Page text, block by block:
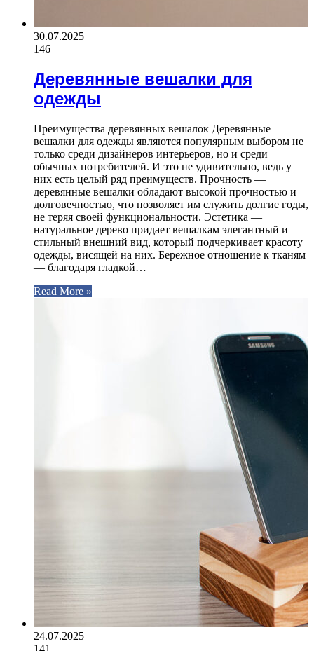
30.07.2025
146
Деревянные вешалки для
одежды
Преимущества деревянных вешалок Деревянные
вешалки для одежды являются популярным выбором не
только среди дизайнеров интерьеров, но и среди
обычных потребителей. И это не удивительно, ведь у
них есть целый ряд преимуществ. Прочность —
деревянные вешалки обладают высокой прочностью и
долговечностью, что позволяет им служить долгие годы,
не теряя своей функциональности. Эстетика —
натуральное дерево придает вешалкам элегантный и
стильный внешний вид, который подчеркивает красоту
одежды, висящей на них. Бережное отношение к тканям
— благодаря гладкой…
Read More »
24.07.2025